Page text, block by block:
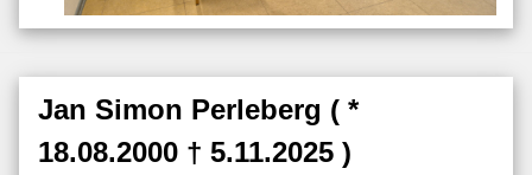
Jan Simon Perleberg ( *
18.08.2000 † 5.11.2025 )